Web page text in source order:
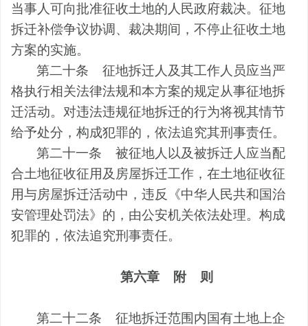
当事人可向批准征收土地的人民政府裁决。征地
拆迁补偿争议协调、裁决期间，不停止征收土地
方案的实施。
第二十条
征地拆迁人及其工作人员应当严
格执行相关法律法规和本方案的规定从事征地拆
迁活动。对违法违规征地拆迁的行为将视其情节
给予处分，构成犯罪的，依法追究其刑事责任。
第二十一条
被征地人以及被拆迁人应当配
合土地征收征用及房屋拆迁工作，在土地征收征
用与房屋拆迁活动中，违反《中华人民共和国治
安管理处罚法》的，由公安机关依法处理。构成
犯罪的，依法追究刑事责任。
第六章 附 则
第二十二条
征地拆迁范围内国有土地上企